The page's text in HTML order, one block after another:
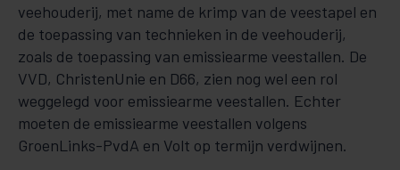
veehouderij, met name de krimp van de veestapel en
de toepassing van technieken in de veehouderij,
zoals de toepassing van emissiearme veestallen. De
VVD, ChristenUnie en D66, zien nog wel een rol
weggelegd voor emissiearme veestallen. Echter
moeten de emissiearme veestallen volgens
GroenLinks-PvdA en Volt op termijn verdwijnen.